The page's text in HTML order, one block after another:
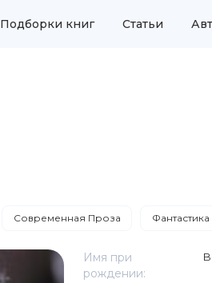
Подборки книг Статьи
Современная Проза Фантастика
Имя при
рождении: